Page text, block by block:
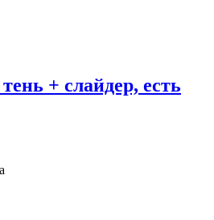
+ слайдер, есть